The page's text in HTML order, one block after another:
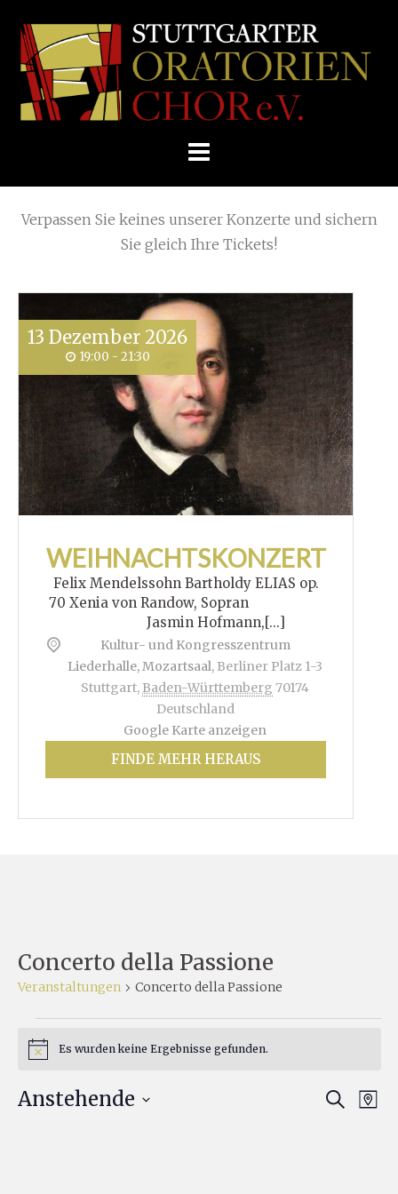
Skip
E.V.
Home Veranstaltung
Verpassen Sie keines unserer Konzerte und sichern
Sie gleich Ihre Tickets!
13 Dezember 2026
19:00 - 21:30
WEIHNACHTSKONZERT
Felix Mendelssohn Bartholdy ELIAS op.
70 Xenia von Randow, Sopran
Jasmin Hofmann,[...]
Kultur- und Kongresszentrum
Liederhalle, Mozartsaal, Berliner Platz 1-3
Stuttgart, Baden-Württemberg 70174
Deutschland
Google Karte anzeigen
FINDE MEHR HERAUS
Concerto della Passione
Veranstaltungen Concerto della Passione
Veranstaltungen
HinweisEs wurden keine Ergebnisse gefunden.
SUCHE
Anstehende